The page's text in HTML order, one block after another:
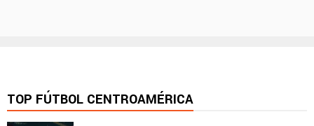
TOP FÚTBOL CENTROAMÉRICA